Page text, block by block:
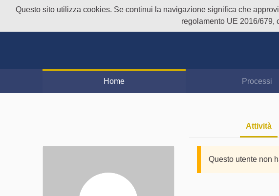
Questo sito utilizza cookies. Se continui la navigazione significa che
regolamento UE 2016/679,
Home Processi
Attività
Questo utente non